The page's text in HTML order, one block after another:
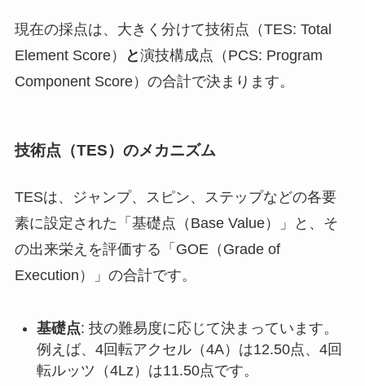
現在の採点は、大きく分けて技術点（TES: Total
Element Score）
と演技構成点（PCS: Program
Component Score）の合計で決まります。
技術点（TES）のメカニズム
TESは、ジャンプ、スピン、ステップなどの各要
素に設定された「基礎点（Base Value）」と、そ
の出来栄えを評価する「GOE（Grade of
Execution）」の合計です。
基礎点: 技の難易度に応じて決まっています。
例えば、4回転アクセル（4A）は12.50点、4回
転ルッツ（4Lz）は11.50点です。